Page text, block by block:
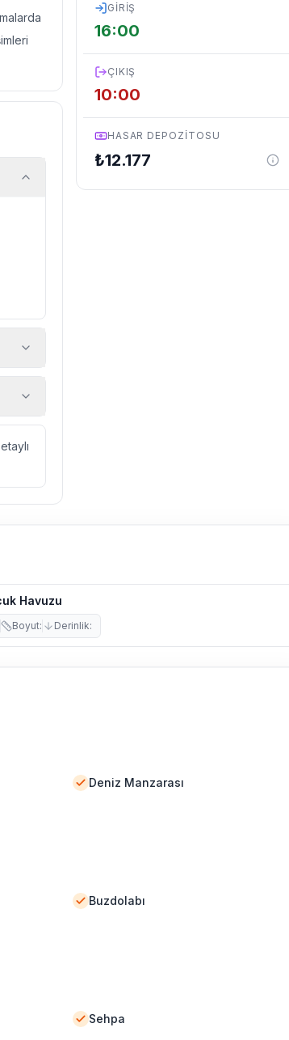
GIRIŞ
16:00
ÇIKIŞ
10:00
HASAR DEPOZITOSU
₺12.177
Havuzu
Boyut: Derinlik:
Deniz Manzarası
Buzdolabı
Sehpa